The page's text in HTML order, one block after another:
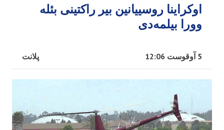
اوکراینا روسییانین بیر راکتینی بئله
وورا بیلمه‌دی
پلانت 5 آوقوست 12:06